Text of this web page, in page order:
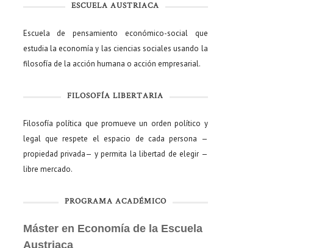
ESCUELA AUSTRIACA
Escuela de pensamiento económico-social que
estudia la economía y las ciencias sociales usando la
filosofía de la acción humana o acción empresarial.
FILOSOFÍA LIBERTARIA
Filosofía política que promueve un orden político y
legal que respete el espacio de cada persona —
propiedad privada— y permita la libertad de elegir —
libre mercado.
PROGRAMA ACADÉMICO
Máster en Economía de la Escuela
Austriaca